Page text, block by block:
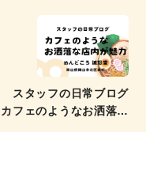
スタッフの日常ブログ
カフェのようなお洒落な